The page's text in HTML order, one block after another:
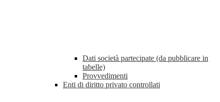
Dati società partecipate (da pubblicare in
tabelle)
Provvedimenti
Enti di diritto privato controllati